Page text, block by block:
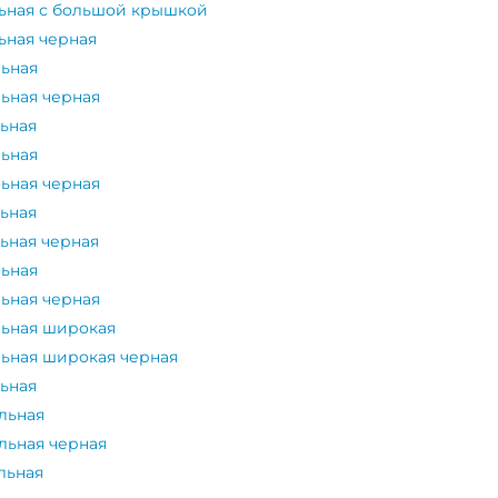
с большой крышкой
черная
черная
черная
черная
черная
широкая
широкая черная
черная